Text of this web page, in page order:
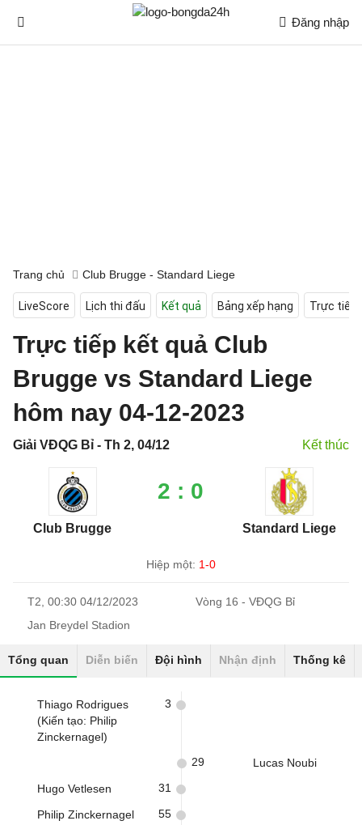
Đăng nhập
Trang chủ Club Brugge - Standard Liege
LiveScore Lịch thi đấu Kết quả Bảng xếp hạng Trực tiếp
Trực tiếp kết quả Club
Brugge vs Standard Liege
hôm nay 04-12-2023
Giải VĐQG Bỉ - Th 2, 04/12 Kết thúc
Club Brugge
2 : 0
Standard Liege
Hiệp một: 1-0
T2, 00:30 04/12/2023
Vòng 16 - VĐQG Bỉ
Jan Breydel Stadion
Tổng quan Diễn biến Đội hình Nhận định Thống kê
Thiago Rodrigues
(Kiến tạo: Philip
Zinckernagel)
3
Lucas Noubi
29
Hugo Vetlesen 31
Philip Zinckernagel 55